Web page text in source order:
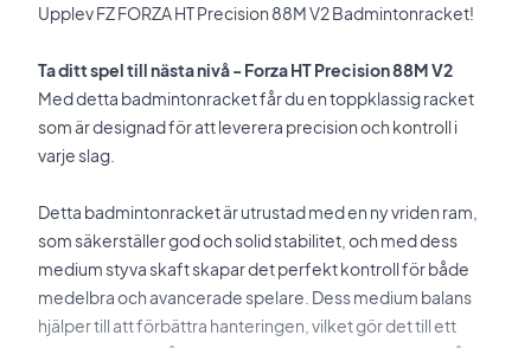
Upplev FZ FORZA HT Precision 88M V2 Badmintonracket!
Ta ditt spel till nästa nivå - Forza HT Precision 88M V2
Med detta badmintonracket får du en toppklassig racket
som är designad för att leverera precision och kontroll i
varje slag.
Detta badmintonracket är utrustad med en ny vriden ram,
som säkerställer god och solid stabilitet, och med dess
medium styva skaft skapar det perfekt kontroll för både
medelbra och avancerade spelare. Dess medium balans
hjälper till att förbättra hanteringen, vilket gör det till ett